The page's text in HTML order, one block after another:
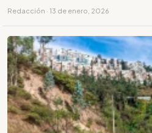
Redacción · 13 de enero, 2026